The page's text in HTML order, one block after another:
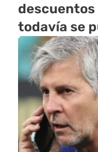
descuentos
todavía se